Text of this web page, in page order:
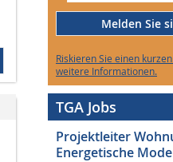
Melden Sie
Riskieren Sie einen
weitere Informationen.
TGA Jobs
Projektleiter
Energetische